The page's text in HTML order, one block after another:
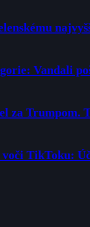
Vandali
za Trumpom.
TikToku: